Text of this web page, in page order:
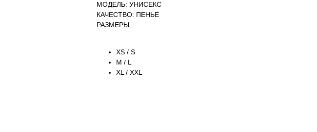
МОДЕЛЬ: УНИСЕКС
КАЧЕСТВО: ПЕНЬЕ
РАЗМЕРЫ :
XS / S
M / L
XL / XXL